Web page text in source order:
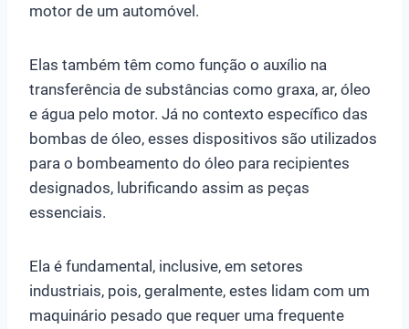
motor de um automóvel.
Elas também têm como função o auxílio na
transferência de substâncias como graxa, ar, óleo
e água pelo motor. Já no contexto específico das
bombas de óleo, esses dispositivos são utilizados
para o bombeamento do óleo para recipientes
designados, lubrificando assim as peças
essenciais.
Ela é fundamental, inclusive, em setores
industriais, pois, geralmente, estes lidam com um
maquinário pesado que requer uma frequente